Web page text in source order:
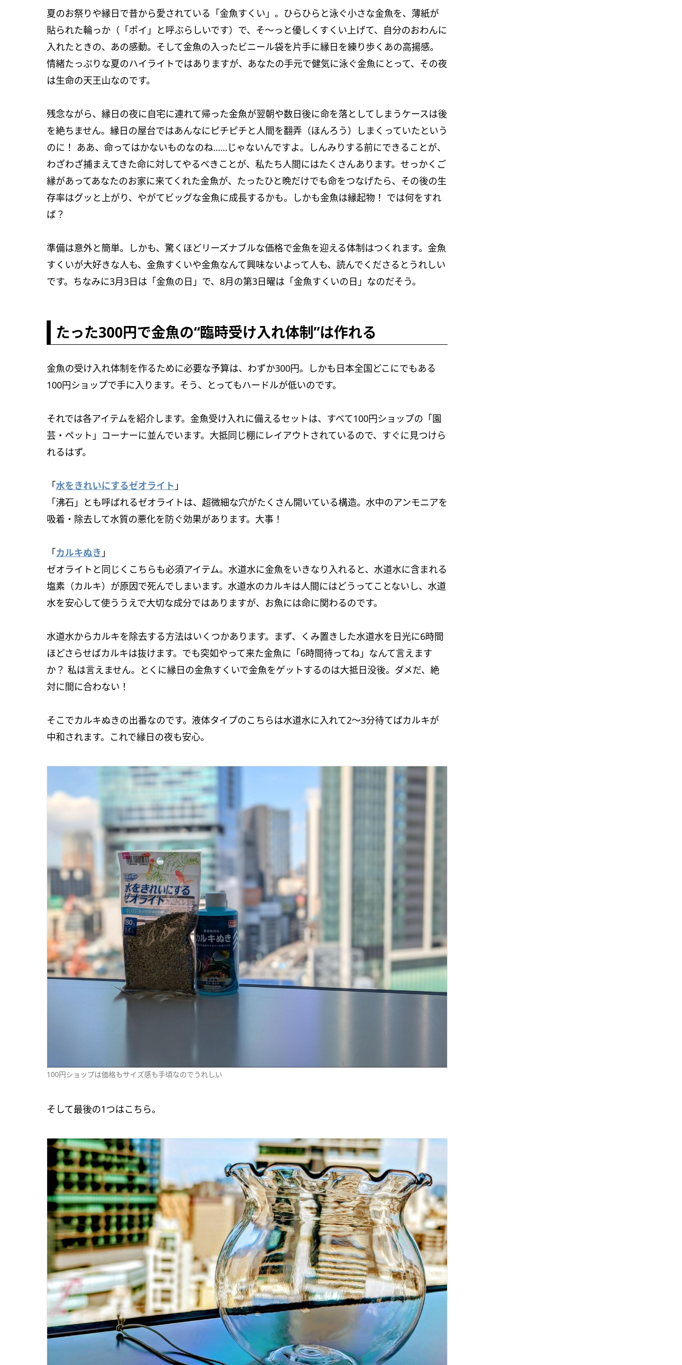
夏のお祭りや縁日で昔から愛されている「金魚すくい」。ひらひらと泳ぐ小さな金魚を、薄紙が
貼られた輪っか（「ポイ」と呼ぶらしいです）で、そ〜っと優しくすくい上げて、自分のおわんに
入れたときの、あの感動。そして金魚の入ったビニール袋を片手に縁日を練り歩くあの高揚感。
情緒たっぷりな夏のハイライトではありますが、あなたの手元で健気に泳ぐ金魚にとって、その夜
は生命の天王山なのです。
残念ながら、縁日の夜に自宅に連れて帰った金魚が翌朝や数日後に命を落としてしまうケースは後
を絶ちません。縁日の屋台ではあんなにピチピチと人間を翻弄（ほんろう）しまくっていたという
のに！ ああ、命ってはかないものなのね……じゃないんですよ。しんみりする前にできることが、
わざわざ捕まえてきた命に対してやるべきことが、私たち人間にはたくさんあります。せっかくご
縁があってあなたのお家に来てくれた金魚が、たったひと晩だけでも命をつなげたら、その後の生
存率はグッと上がり、やがてビッグな金魚に成長するかも。しかも金魚は縁起物！ では何をすれ
ば？
準備は意外と簡単。しかも、驚くほどリーズナブルな価格で金魚を迎える体制はつくれます。金魚
すくいが大好きな人も、金魚すくいや金魚なんて興味ないよって人も、読んでくださるとうれしい
です。ちなみに3月3日は「金魚の日」で、8月の第3日曜は「金魚すくいの日」なのだそう。
たった300円で金魚の“臨時受け入れ体制”は作れる
金魚の受け入れ体制を作るために必要な予算は、わずか300円。しかも日本全国どこにでもある
100円ショップで手に入ります。そう、とってもハードルが低いのです。
それでは各アイテムを紹介します。金魚受け入れに備えるセットは、すべて100円ショップの「園
芸・ペット」コーナーに並んでいます。大抵同じ棚にレイアウトされているので、すぐに見つけら
れるはず。
「水をきれいにするゼオライト 」
「沸石」とも呼ばれるゼオライトは、超微細な穴がたくさん開いている構造。水中のアンモニアを
吸着・除去して水質の悪化を防ぐ効果があります。大事！
「カルキぬき 」
ゼオライトと同じくこちらも必須アイテム。水道水に金魚をいきなり入れると、水道水に含まれる
塩素（カルキ）が原因で死んでしまいます。水道水のカルキは人間にはどうってことないし、水道
水を安心して使ううえで大切な成分ではありますが、お魚には命に関わるのです。
水道水からカルキを除去する方法はいくつかあります。まず、くみ置きした水道水を日光に6時間
ほどさらせばカルキは抜けます。でも突如やって来た金魚に「6時間待ってね」なんて言えます
か？ 私は言えません。とくに縁日の金魚すくいで金魚をゲットするのは大抵日没後。ダメだ、絶
対に間に合わない！
そこでカルキぬきの出番なのです。液体タイプのこちらは水道水に入れて2〜3分待てばカルキが
中和されます。これで縁日の夜も安心。
100円ショップは価格もサイズ感も手頃なのでうれしい
そして最後の1つはこちら。